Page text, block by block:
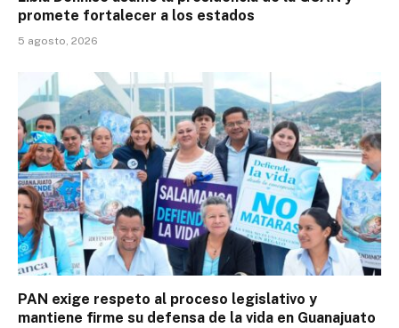
promete fortalecer a los estados
5 agosto, 2026
PAN exige respeto al proceso legislativo y
mantiene firme su defensa de la vida en Guanajuato